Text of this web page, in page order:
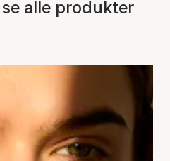
alle produkter